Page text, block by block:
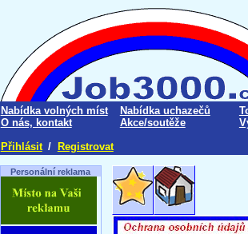
Nabídka volných míst Nabídka uchazečů
O nás, kontakt
Akce/soutěže
Přihlásit / Registrovat
Personální reklama